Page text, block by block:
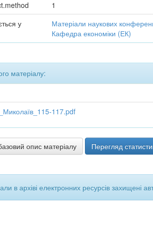
1
у
Матеріали наукових
Кафедра економіки (ЕК)
матеріалу:
117.pdf
опис матеріалу Перегляд
в архіві електронних ресурсів захищені